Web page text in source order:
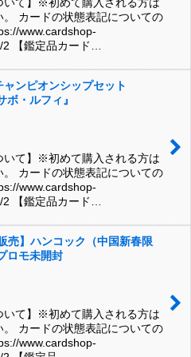
いて】※初めて購入される方は
。 カードの状態表記についての
www.cardshop-
2 【鑑定品カード…
ャンピオンシップセット
・ルフィ』
いて】※初めて購入される方は
。 カードの状態表記についての
www.cardshop-
2 【鑑定品カード…
売】ハンコック（中国新春限
ロモ未開封
いて】※初めて購入される方は
。 カードの状態表記についての
www.cardshop-